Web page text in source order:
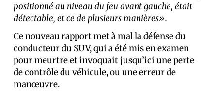
positionné au niveau du feu avant gauche, était
détectable, et ce de plusieurs manières».
Ce nouveau rapport met à mal la défense du
conducteur du SUV, qui a été mis en examen
pour meurtre et invoquait jusqu’ici une perte
de contrôle du véhicule, ou une erreur de
manœuvre.